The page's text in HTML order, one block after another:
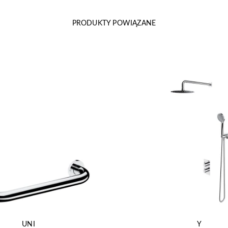
PRODUKTY POWIĄZANE
UNI Y